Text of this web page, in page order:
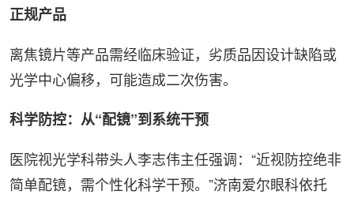
正规产品
离焦镜片等产品需经临床验证，劣质品因设计缺陷或
光学中心偏移，可能造成二次伤害。
科学防控：从“配镜”到系统干预
医院视光学科带头人李志伟主任强调：“近视防控绝非
简单配镜，需个性化科学干预。”济南爱尔眼科依托